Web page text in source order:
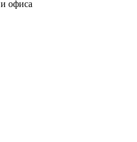
и офиса